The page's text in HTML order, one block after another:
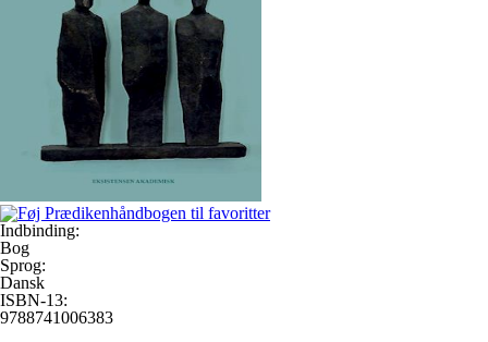
Indbinding:
Bog
Sprog:
Dansk
ISBN-13:
9788741006383